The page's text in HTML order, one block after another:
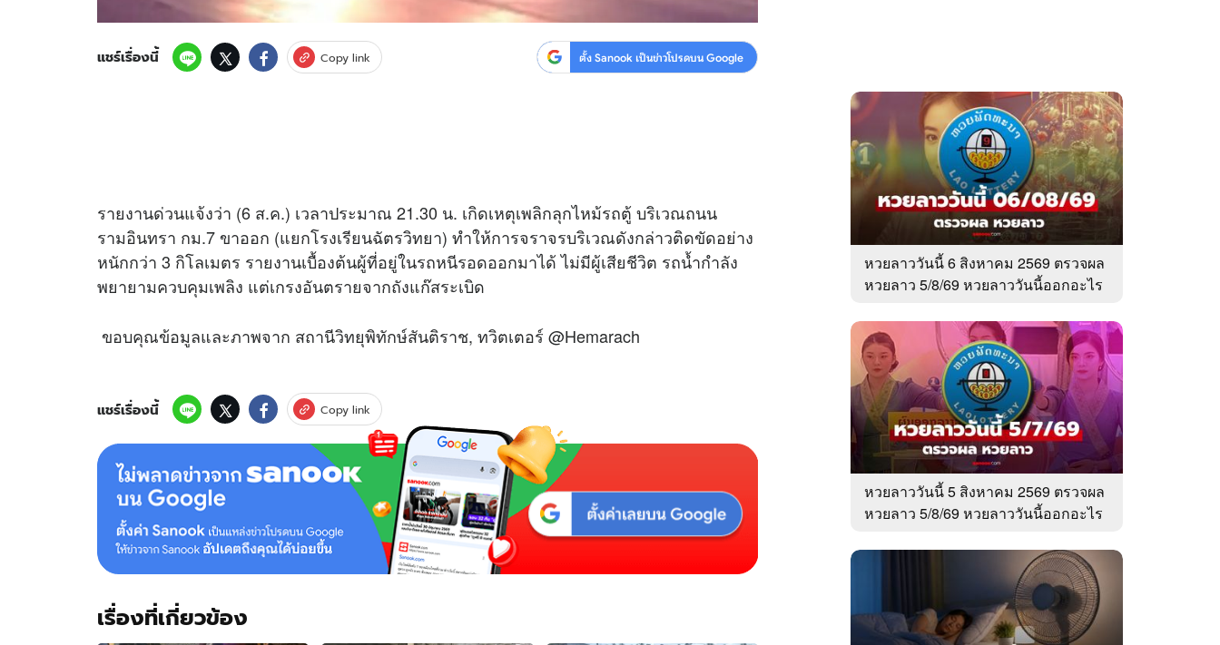
แชร์เรื่องนี้ Copy link ตั้ง Sanook เป็นข่าวโปรดบน Google
รายงานด่วนแจ้งว่า (6 ส.ค.) เวลาประมาณ 21.30 น. เกิดเหตุเพลิกลุกไหม้รถตู้ บริเวณถนน
รามอินทรา กม.7 ขาออก (แยกโรงเรียนฉัตรวิทยา) ทำให้การจราจรบริเวณดังกล่าวติดขัดอย่าง
หนักกว่า 3 กิโลเมตร รายงานเบื้องต้นผู้ที่อยู่ในรถหนีรอดออกมาได้ ไม่มีผู้เสียชีวิต รถน้ำกำลัง
พยายามควบคุมเพลิง แต่เกรงอันตรายจากถังแก๊สระเบิด
ขอบคุณข้อมูลและภาพจาก สถานีวิทยุพิทักษ์สันติราช, ทวิตเตอร์ @Hemarach
แชร์เรื่องนี้ Copy link
เรื่องที่เกี่ยวข้อง
หวยลาววันนี้ 6 สิงหาคม 2569 ตรวจผล
หวยลาว 5/8/69 หวยลาววันนี้ออกอะไร
หวยลาววันนี้ 5 สิงหาคม 2569 ตรวจผล
หวยลาว 5/8/69 หวยลาววันนี้ออกอะไร